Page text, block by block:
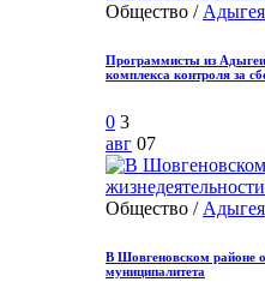
Общество / Адыгея
Программисты из Адыгеи
комплекса контроля за
0 3
авг 07
Общество / Адыгея
В Шовгеновском районе
муниципалитета